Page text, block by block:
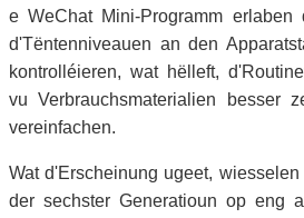
e WeChat Mini-Programm erlaben
d'Tëntenniveauen an den
kontrolléieren, wat hëlleft,
vu Verbrauchsmaterialien besser
vereinfachen.
Wat d'Erscheinung ugeet,
der sechster Generatioun op eng